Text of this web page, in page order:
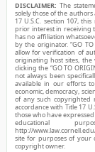
DISCLAIMER: The
solely those of the
17 U.S.C. section 107,
prior interest in receiving
has no affiliation
by the originator. “GO
allow for verification of
originating host sites,
clicking the “GO TO
not always been
available in our efforts
economic, democracy,
of any such copyrighted
accordance with Title 17
those who have
educational
http://
site for purposes of your
copyright owner.